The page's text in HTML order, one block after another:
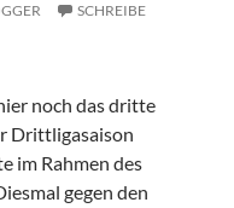
SCHREIBE
noch das dritte
Drittligasaison
im Rahmen des
gegen den